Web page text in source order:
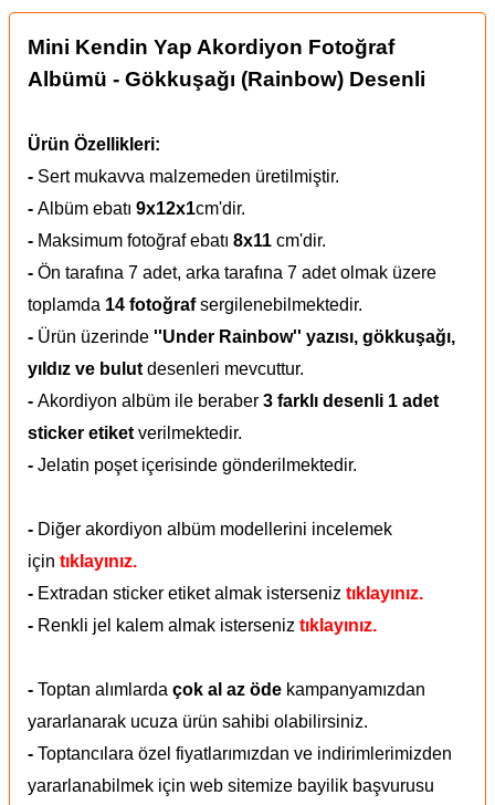
Mini Kendin Yap Akordiyon Fotoğraf
Albümü - Gökkuşağı (Rainbow) Desenli
Ürün Özellikleri:
- Sert mukavva malzemeden üretilmiştir.
- Albüm ebatı 9x12x1cm'dir.
- Maksimum fotoğraf ebatı 8x11 cm'dir.
- Ön tarafına 7 adet, arka tarafına 7 adet olmak üzere
toplamda 14 fotoğrafsergilenebilmektedir.
- Ürün üzerinde ''Under Rainbow'' yazısı, gökkuşağı,
yıldız ve bulut desenleri mevcuttur.
- Akordiyon albüm ile beraber 3 farklı desenli 1 adet
sticker etiket verilmektedir.
- Jelatin poşet içerisinde gönderilmektedir.
- Diğer akordiyon albüm modellerini incelemek
için tıklayınız.
- Extradan sticker etiket almak isterseniz tıklayınız.
- Renkli jel kalem almak isterseniz tıklayınız.
- Toptan alımlarda çok al az öde kampanyamızdan
yararlanarak ucuza ürün sahibi olabilirsiniz.
- Toptancılara özel fiyatlarımızdan ve indirimlerimizden
yararlanabilmek için web sitemize bayilik başvurusu